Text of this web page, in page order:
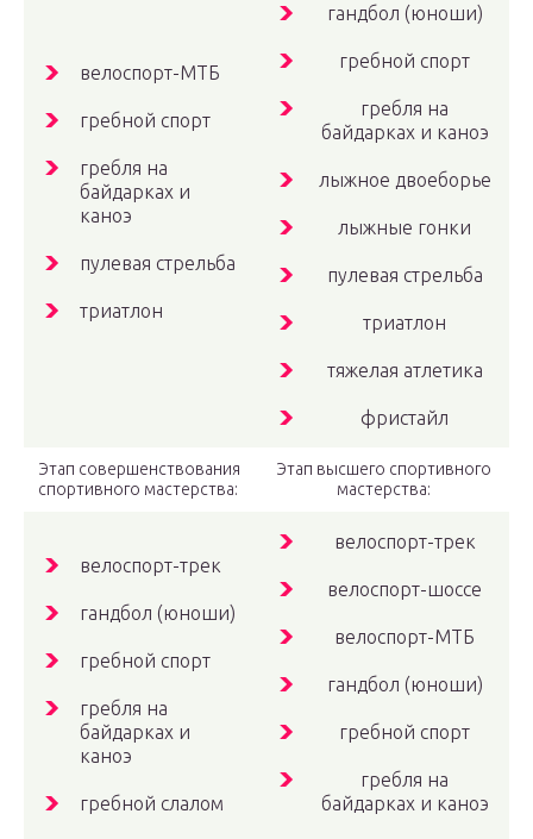
велоспорт-МТБ
гребной спорт
гребля на
байдарках и
каноэ
пулевая стрельба
триатлон
гандбол (юноши)
гребной спорт
гребля на
байдарках и каноэ
лыжное двоеборье
лыжные гонки
пулевая стрельба
триатлон
тяжелая атлетика
фристайл
Этап совершенствования
спортивного мастерства:
Этап высшего спортивного
мастерства:
велоспорт-трек
гандбол (юноши)
гребной спорт
гребля на
байдарках и
каноэ
гребной слалом
велоспорт-трек
велоспорт-шоссе
велоспорт-МТБ
гандбол (юноши)
гребной спорт
гребля на
байдарках и каноэ